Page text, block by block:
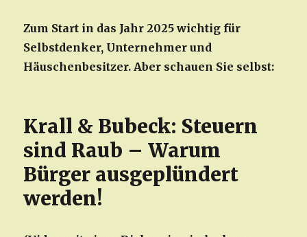
Zum Start in das Jahr 2025 wichtig für
Selbstdenker, Unternehmer und
Häuschenbesitzer. Aber schauen Sie selbst:
Krall & Bubeck: Steuern
sind Raub – Warum
Bürger ausgeplündert
werden!